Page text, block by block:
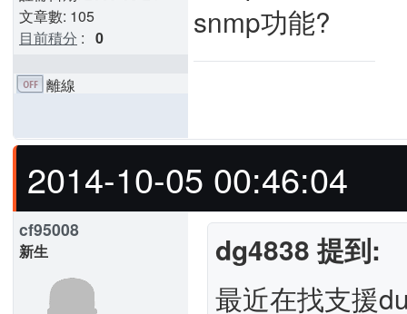
文章數: 105
目前積分 : 0
snmp功能?
離線
2014-10-05 00:46:04
cf95008
新生
dg4838 提到:
最近在找支援